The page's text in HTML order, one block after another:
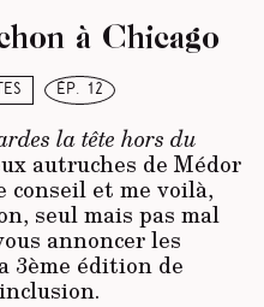
ép. 12
à Chicago
la tête hors du
autruches de Médor
conseil et me voilà,
seul mais pas mal
annoncer les
3ème édition de